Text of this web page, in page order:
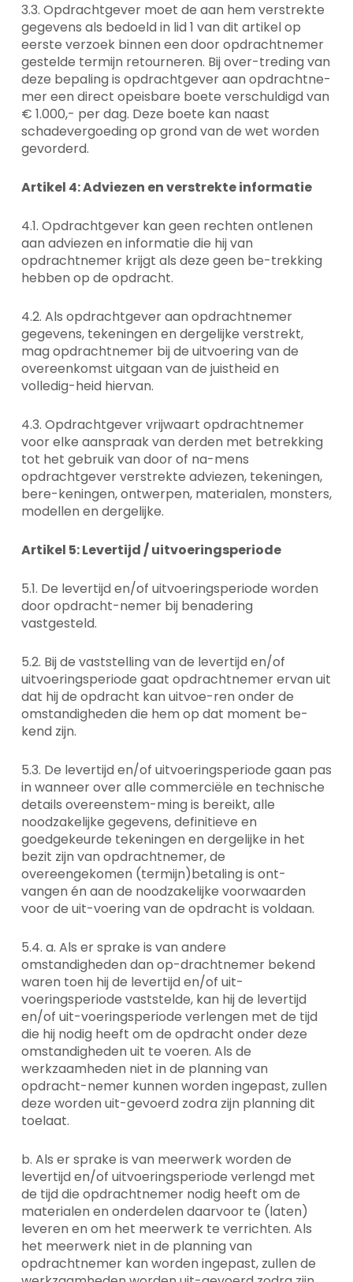
3.3. Opdrachtgever moet de aan hem verstrekte
gegevens als bedoeld in lid 1 van dit artikel op
eerste verzoek binnen een door opdrachtnemer
gestelde termijn retourneren. Bij over-treding van
deze bepaling is opdrachtgever aan opdrachtne-
mer een direct opeisbare boete verschuldigd van
€ 1.000,- per dag. Deze boete kan naast
schadevergoeding op grond van de wet worden
gevorderd.
Artikel 4: Adviezen en verstrekte informatie
4.1. Opdrachtgever kan geen rechten ontlenen
aan adviezen en informatie die hij van
opdrachtnemer krijgt als deze geen be-trekking
hebben op de opdracht.
4.2. Als opdrachtgever aan opdrachtnemer
gegevens, tekeningen en dergelijke verstrekt,
mag opdrachtnemer bij de uitvoering van de
overeenkomst uitgaan van de juistheid en
volledig-heid hiervan.
4.3. Opdrachtgever vrijwaart opdrachtnemer
voor elke aanspraak van derden met betrekking
tot het gebruik van door of na-mens
opdrachtgever verstrekte adviezen, tekeningen,
bere-keningen, ontwerpen, materialen, monsters,
modellen en dergelijke.
Artikel 5: Levertijd / uitvoeringsperiode
5.1. De levertijd en/of uitvoeringsperiode worden
door opdracht-nemer bij benadering
vastgesteld.
5.2. Bij de vaststelling van de levertijd en/of
uitvoeringsperiode gaat opdrachtnemer ervan uit
dat hij de opdracht kan uitvoe-ren onder de
omstandigheden die hem op dat moment be-
kend zijn.
5.3. De levertijd en/of uitvoeringsperiode gaan pas
in wanneer over alle commerciële en technische
details overeenstem-ming is bereikt, alle
noodzakelijke gegevens, definitieve en
goedgekeurde tekeningen en dergelijke in het
bezit zijn van opdrachtnemer, de
overeengekomen (termijn)betaling is ont-
vangen én aan de noodzakelijke voorwaarden
voor de uit-voering van de opdracht is voldaan.
5.4. a. Als er sprake is van andere
omstandigheden dan op-drachtnemer bekend
waren toen hij de levertijd en/of uit-
voeringsperiode vaststelde, kan hij de levertijd
en/of uit-voeringsperiode verlengen met de tijd
die hij nodig heeft om de opdracht onder deze
omstandigheden uit te voeren. Als de
werkzaamheden niet in de planning van
opdracht-nemer kunnen worden ingepast, zullen
deze worden uit-gevoerd zodra zijn planning dit
toelaat.
b. Als er sprake is van meerwerk worden de
levertijd en/of uitvoeringsperiode verlengd met
de tijd die opdrachtnemer nodig heeft om de
materialen en onderdelen daarvoor te (laten)
leveren en om het meerwerk te verrichten. Als
het meerwerk niet in de planning van
opdrachtnemer kan worden ingepast, zullen de